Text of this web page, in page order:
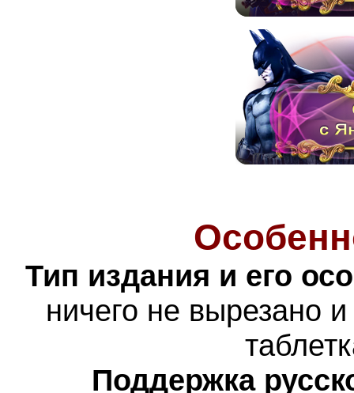
Тип издания и его
ничего не вырезано
Поддержка